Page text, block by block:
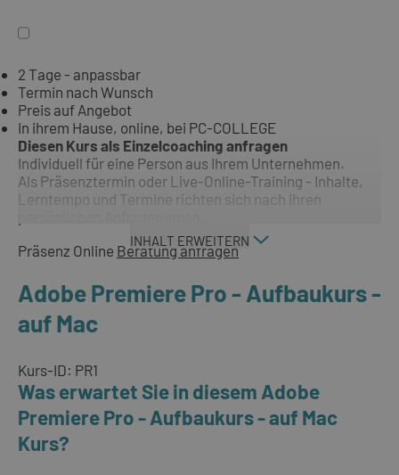
2 Tage - anpassbar
Termin nach Wunsch
Preis auf Angebot
In ihrem Hause, online, bei PC-COLLEGE
Diesen Kurs als Einzelcoaching anfragen
Individuell für eine Person aus Ihrem Unternehmen.
Als Präsenztermin oder Live-Online-Training - Inhalte,
Lerntempo und Termine richten sich nach Ihren
INHALT ERWEITERN
Präsenz Online Beratung anfragen
Adobe Premiere Pro - Aufbaukurs -
auf Mac
Kurs-ID: PR1
Was erwartet Sie in diesem Adobe
Premiere Pro - Aufbaukurs - auf Mac
Kurs?